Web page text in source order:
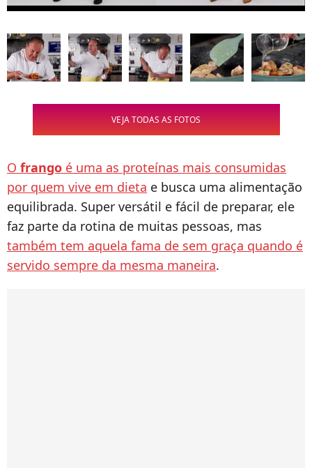
VEJA TODAS AS FOTOS
O frango é uma as proteínas mais consumidas
por quem vive em dieta e busca uma alimentação
equilibrada. Super versátil e fácil de preparar, ele
faz parte da rotina de muitas pessoas, mas
também tem aquela fama de sem graça quando é
servido sempre da mesma maneira.